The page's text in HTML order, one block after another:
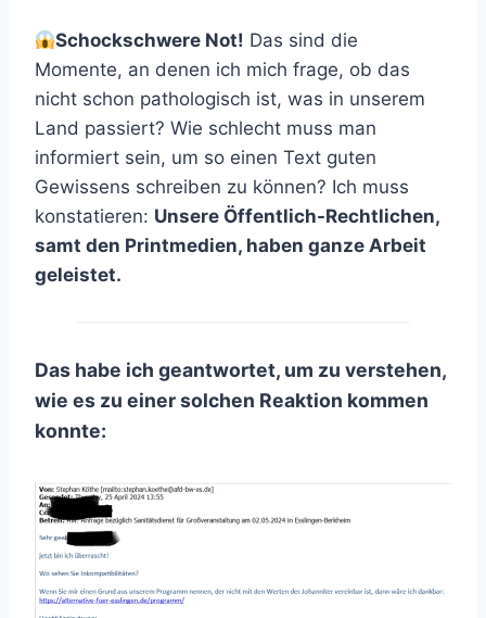
Schockschwere Not! Das sind die
Momente, an denen ich mich frage, ob das
nicht schon pathologisch ist, was in unserem
Land passiert? Wie schlecht muss man
informiert sein, um so einen Text guten
Gewissens schreiben zu können? Ich muss
konstatieren: Unsere Öffentlich-Rechtlichen,
samt den Printmedien, haben ganze Arbeit
geleistet.
Das habe ich geantwortet, um zu verstehen,
wie es zu einer solchen Reaktion kommen
konnte: